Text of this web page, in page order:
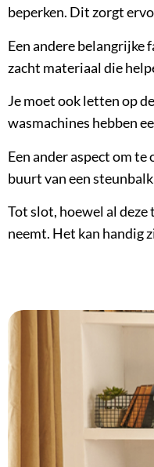
beperken. Dit zorgt
Een andere
zacht materiaal die
Je moet ook letten op
wasmachines hebben
Een ander aspect om
buurt van een
Tot slot, hoewel al
neemt. Het kan handig